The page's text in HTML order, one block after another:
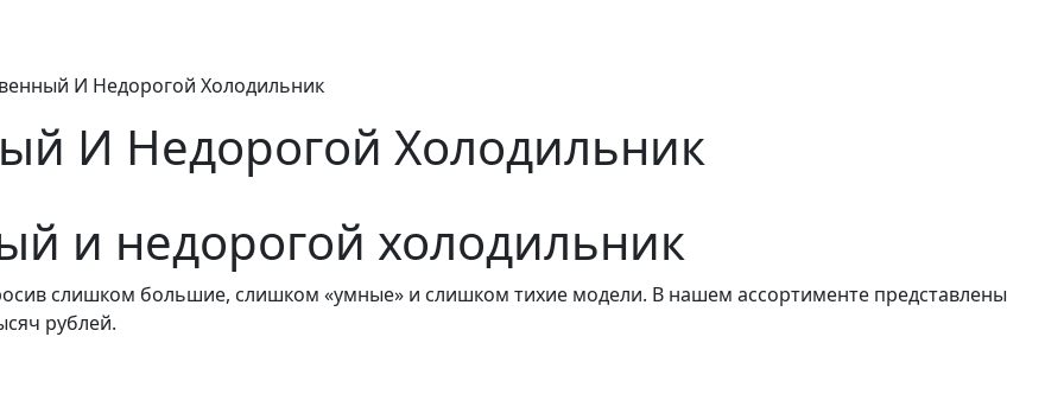
И Недорогой Холодильник
И Недорогой Холодильник
и недорогой холодильник
слишком большие, слишком «умные» и слишком тихие модели. В нашем ассортименте представлены
рублей.